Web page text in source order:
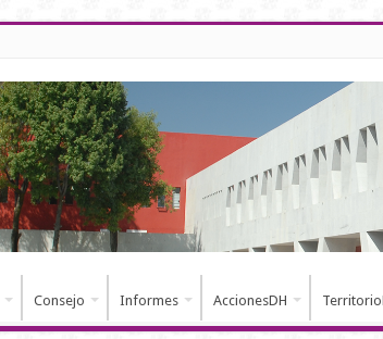
Consejo Informes AccionesDH